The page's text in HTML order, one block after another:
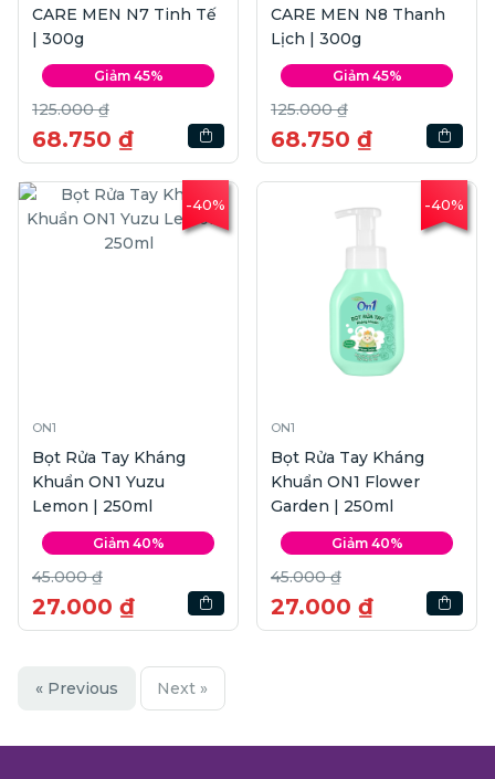
CARE MEN N7 Tinh Tế
| 300g
Giảm 45%
125.000 ₫
68.750 ₫
CARE MEN N8 Thanh
Lịch | 300g
Giảm 45%
125.000 ₫
68.750 ₫
-40%
ON1
Bọt Rửa Tay Kháng
Khuẩn ON1 Yuzu
Lemon | 250ml
Giảm 40%
45.000 ₫
27.000 ₫
-40%
ON1
Bọt Rửa Tay Kháng
Khuẩn ON1 Flower
Garden | 250ml
Giảm 40%
45.000 ₫
27.000 ₫
« Previous Next »